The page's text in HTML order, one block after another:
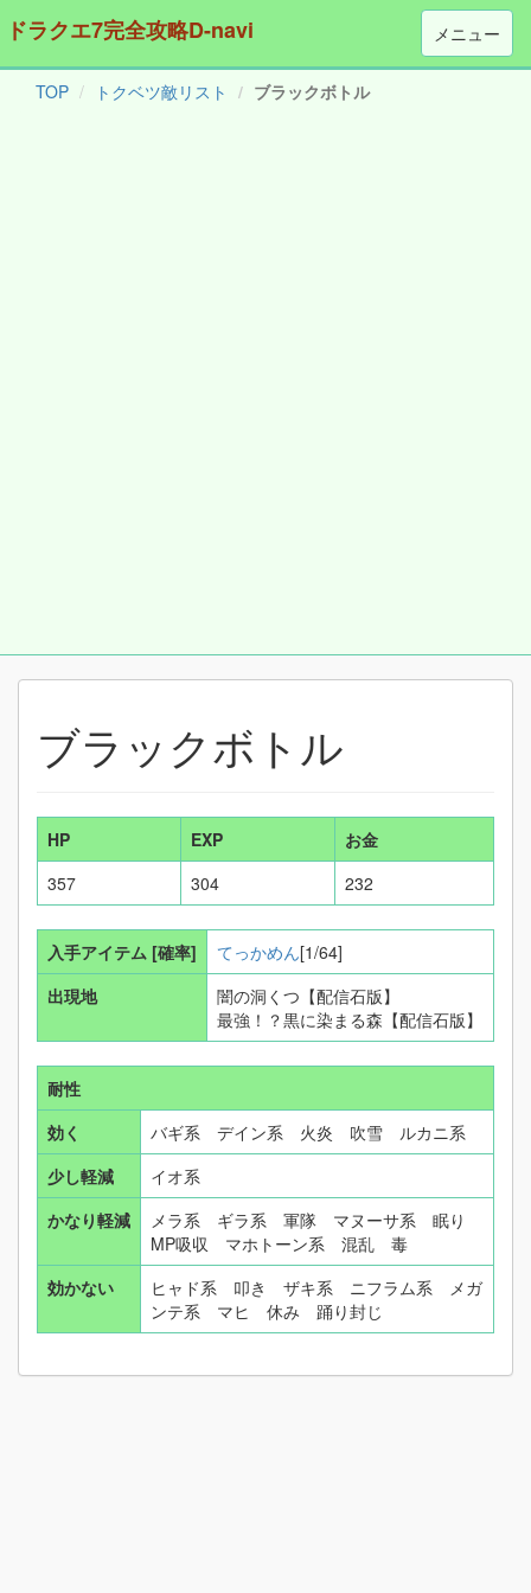
メニュー
ドラクエ7完全攻略D-navi
TOP トクベツ敵リスト ブラックボトル
ブラックボトル
HP EXP
お金
357
304 232
入手アイテム [確率] てっかめん[1/64]
出現地
闇の洞くつ【配信石版】
最強！？黒に染まる森【配信石版】
耐性
効く
バギ系 デイン系 火炎 吹雪 ルカニ系
少し軽減
イオ系
かなり軽減
メラ系 ギラ系 軍隊 マヌーサ系 眠り
MP吸収 マホトーン系 混乱 毒
効かない
ヒャド系 叩き ザキ系 ニフラム系 メガ
ンテ系 マヒ 休み 踊り封じ